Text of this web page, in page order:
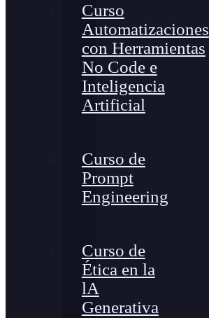
Curso
Automatizaciones
con Herramientas
No Code e
Inteligencia
Artificial
Curso de
Prompt
Engineering
Curso de
Ética en la
lA
Generativa